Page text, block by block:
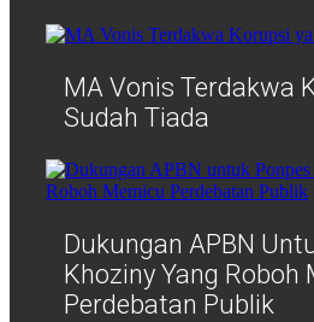
MA Vonis Terdakwa
Sudah Tiada
Dukungan APBN
Khoziny Yang Roboh
Perdebatan Publik